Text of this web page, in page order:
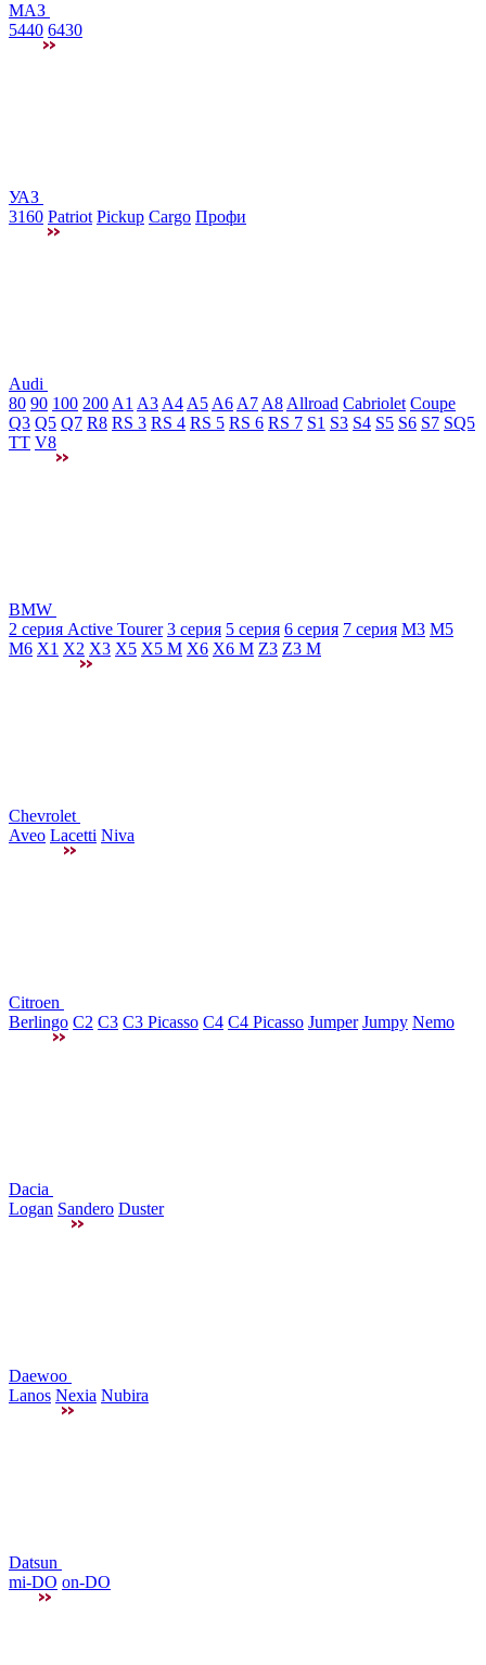
МАЗ
5440 6430
УАЗ
3160 Patriot Pickup Cargo Профи
Audi
80 90 100 200 A1 A3 A4 A5 A6 A7 A8 Allroad Cabriolet Coupe
Q3 Q5 Q7 R8 RS 3 RS 4 RS 5 RS 6 RS 7 S1 S3 S4 S5 S6 S7 SQ5
TT V8
BMW
2 серия Active Tourer 3 серия 5 серия 6 серия 7 серия M3 М5
M6 X1 X2 X3 X5 X5 M X6 X6 M Z3 Z3 M
Chevrolet
Aveo Lacetti Niva
Citroen
Berlingo C2 C3 C3 Picasso C4 C4 Picasso Jumper Jumpy Nemo
Dacia
Logan Sandero Duster
Daewoo
Lanos Nexia Nubira
Datsun
mi-DO on-DO